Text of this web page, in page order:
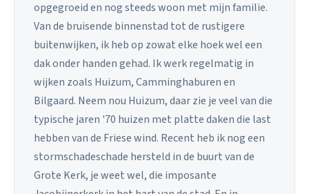
opgegroeid en nog steeds woon met mijn familie.
Van de bruisende binnenstad tot de rustigere
buitenwijken, ik heb op zowat elke hoek wel een
dak onder handen gehad. Ik werk regelmatig in
wijken zoals Huizum, Camminghaburen en
Bilgaard. Neem nou Huizum, daar zie je veel van die
typische jaren '70 huizen met platte daken die last
hebben van de Friese wind. Recent heb ik nog een
stormschadeschade hersteld in de buurt van de
Grote Kerk, je weet wel, die imposante